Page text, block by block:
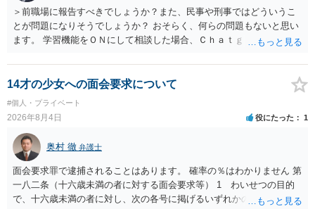
＞前職場に報告すべきでしょうか？また、民事や刑事ではどういうこ
とが問題になりそうでしょうか？ おそらく、何らの問題もないと思い
ます。 学習機能をＯＮにして相談した場合、Ｃｈａｔｇｐｔがｏｐｅ
する可能性がありますが、個人名や会社名を特定していない限り、一
般論として抽象化されて回答に織り込まれる可能性が生じるにすぎま
せんので、その情報自体が、秘密情報に当たるとは思えませんし、名
誉棄損として、個人や会社に対する誹謗中傷の不特定多数への公開に
当たるとも思われません。 もちろん、誰がその内容をｃｈａｔｇｐｔ
に入力したかも第三者にしられることはないので、個人や会社の特定
をせずに書き込んだことで（おそらく特定して書き込んだとして
も）、相談者さんが刑事民事の責任に問われることはないでしょう。
私見ながらご参考まで。
14才の少女への面会要求について
#個人・プライベート
2026年8月4日 役にたった 1
奥村 徹 弁護士
面会要求罪で逮捕されることはあります。 確率の％はわかりません 第
一八二条（十六歳未満の者に対する面会要求等） 1 わいせつの目的
で、十六歳未満の者に対し、次の各号に掲げるいずれかの行為をした